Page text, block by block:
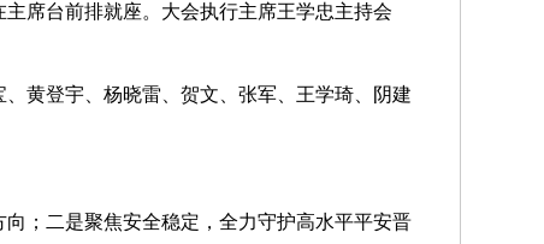
席台前排就座。大会执行主席王学忠主持会
黄登宇、杨晓雷、贺文、张军、王学琦、阴建
；二是聚焦安全稳定，全力守护高水平平安晋